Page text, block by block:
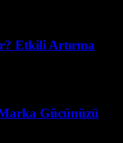
Etkili Artırma
Gücünüzü